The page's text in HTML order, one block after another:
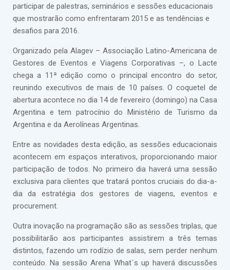
participar de palestras, seminários e sessões educacionais
que mostrarão como enfrentaram 2015 e as tendências e
desafios para 2016.
Organizado pela Alagev – Associação Latino-Americana de
Gestores de Eventos e Viagens Corporativas –, o Lacte
chega a 11ª edição como o principal encontro do setor,
reunindo executivos de mais de 10 países. O coquetel de
abertura acontece no dia 14 de fevereiro (domingo) na Casa
Argentina e tem patrocínio do Ministério de Turismo da
Argentina e da Aerolíneas Argentinas.
Entre as novidades desta edição, as sessões educacionais
acontecem em espaços interativos, proporcionando maior
participação de todos. No primeiro dia haverá uma sessão
exclusiva para clientes que tratará pontos cruciais do dia-a-
dia da estratégia dos gestores de viagens, eventos e
procurement.
Outra inovação na programação são as sessões triplas, que
possibilitarão aos participantes assistirem a três temas
distintos, fazendo um rodízio de salas, sem perder nenhum
conteúdo. Na sessão Arena What´s up haverá discussões